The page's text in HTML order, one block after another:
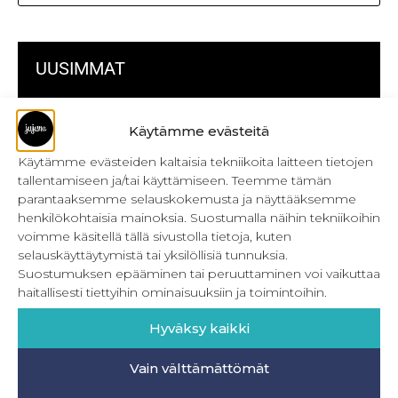
Käytämme evästeitä
Käytämme evästeiden kaltaisia tekniikoita laitteen tietojen
tallentamiseen ja/tai käyttämiseen. Teemme tämän
parantaaksemme selauskokemusta ja näyttääksemme
henkilökohtaisia mainoksia. Suostumalla näihin tekniikoihin
voimme käsitellä tällä sivustolla tietoja, kuten
selauskäyttäytymistä tai yksilöllisiä tunnuksia.
Suostumuksen epääminen tai peruuttaminen voi vaikuttaa
haitallisesti tiettyihin ominaisuuksiin ja toimintoihin.
Hyväksy kaikki
Vain välttämättömät
UUSIMMAT
Kulmikas pussukka kaava Särmä
Bokserikuminauhan ompelu
Metrivetoketjun käyttö
Metrivetoketjun lukon pujottaminen
Onnistu joustavien vaatteiden ompelussa
Laakasauman ompelu saumurilla
Jujunan ompelubingo heinä-joulukuulle